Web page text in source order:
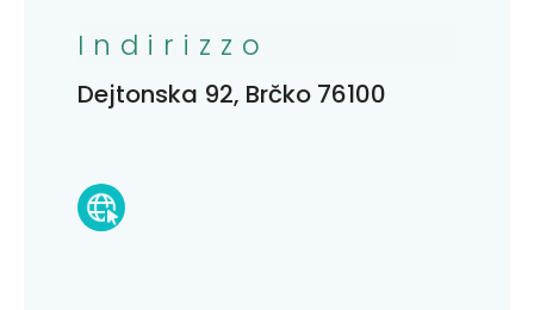
Indirizzo
Dejtonska 92, Brčko 76100